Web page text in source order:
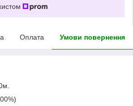
Оплата Умови повернення